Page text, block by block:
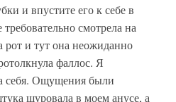
и впустите его к себе в
смотрела на
и тут она неожиданно
фаллос. Я
себя. Ощущения были
шуровала в моем анусе, а